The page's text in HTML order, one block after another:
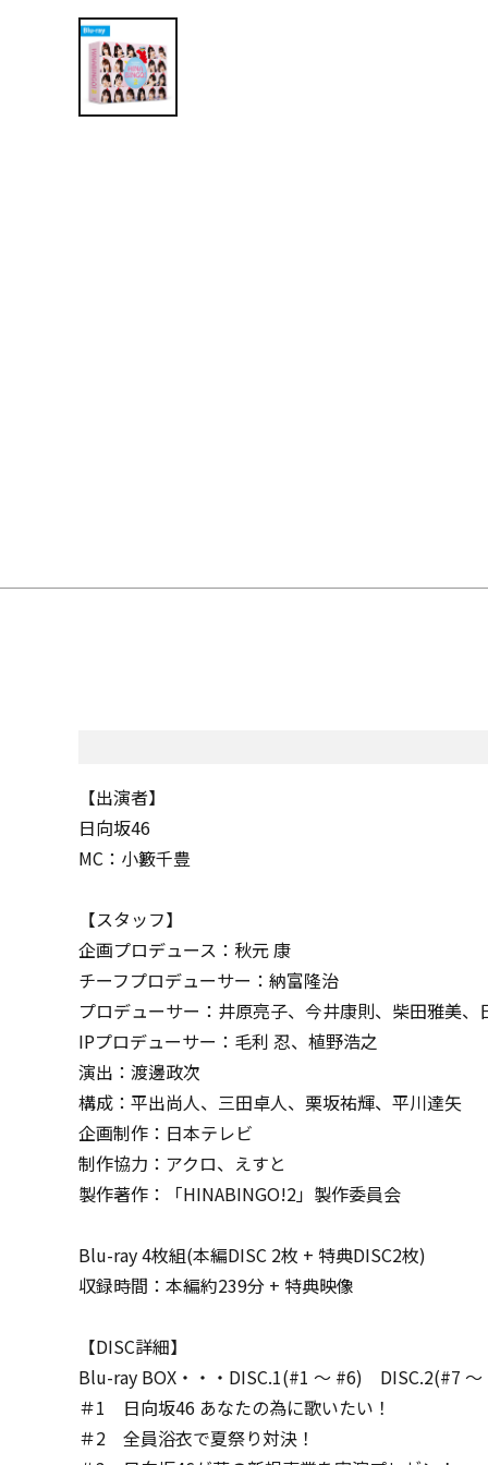
【出演者】
日向坂46
MC：小籔千豊
【スタッフ】
企画プロデュース：秋元 康
チーフプロデューサー：納富隆治
プロデューサー：井原亮子、今井康則、柴田雅美、
IPプロデューサー：毛利 忍、植野浩之
演出：渡邊政次
構成：平出尚人、三田卓人、栗坂祐輝、平川達矢
企画制作：日本テレビ
制作協力：アクロ、えすと
製作著作：「HINABINGO!2」製作委員会
Blu-ray 4枚組(本編DISC 2枚 + 特典DISC2枚)
収録時間：本編約239分 + 特典映像
【DISC詳細】
Blu-ray BOX・・・DISC.1(#1 ～ #6) DISC.2(#7
＃1 日向坂46 あなたの為に歌いたい！
＃2 全員浴衣で夏祭り対決！